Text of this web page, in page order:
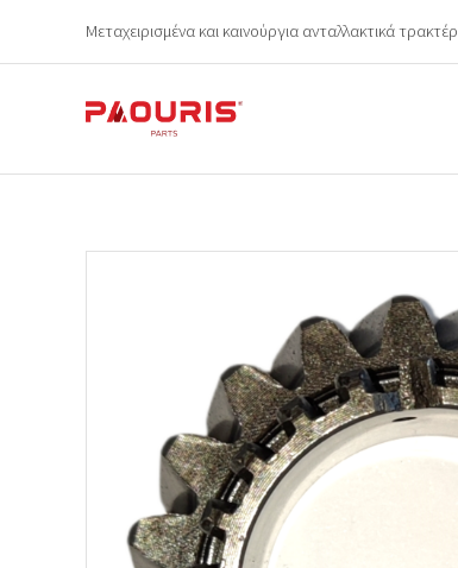
Μεταχειρισμένα και καινούργια ανταλλακτικά τρακτέρ